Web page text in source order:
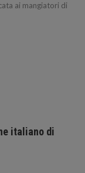
ai mangiatori di
italiano di